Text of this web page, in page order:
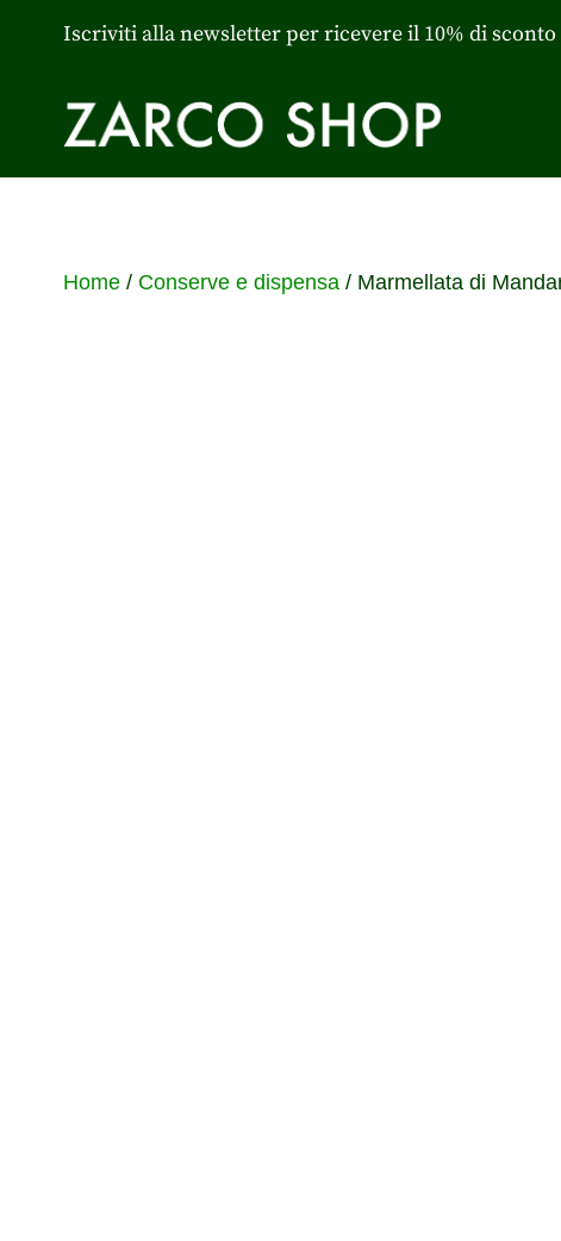
Iscriviti alla newsletter per ricevere il 10% di sconto
Home/ Conserve e dispensa/ Marmellata di